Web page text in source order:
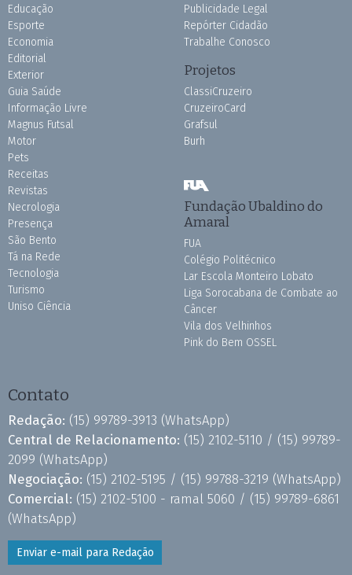
Educação
Esporte
Economia
Editorial
Exterior
Guia Saúde
Informação Livre
Magnus Futsal
Motor
Pets
Receitas
Revistas
Necrologia
Presença
São Bento
Tá na Rede
Tecnologia
Turismo
Uniso Ciência
Publicidade Legal
Repórter Cidadão
Trabalhe Conosco
Projetos
ClassiCruzeiro
CruzeiroCard
Grafsul
Burh
Fundação Ubaldino do
Amaral
FUA
Colégio Politécnico
Lar Escola Monteiro Lobato
Liga Sorocabana de Combate ao
Câncer
Vila dos Velhinhos
Pink do Bem OSSEL
Contato
Redação: (15) 99789-3913 (WhatsApp)
Central de Relacionamento: (15) 2102-5110 / (15) 99789-
2099 (WhatsApp)
Negociação: (15) 2102-5195 / (15) 99788-3219 (WhatsApp)
Comercial: (15) 2102-5100 - ramal 5060 / (15) 99789-6861
(WhatsApp)
Enviar e-mail para Redação